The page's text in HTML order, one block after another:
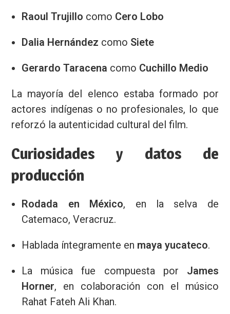
Raoul Trujillo como Cero Lobo
Dalia Hernández como Siete
Gerardo Taracena como Cuchillo Medio
La mayoría del elenco estaba formado por
actores indígenas o no profesionales, lo que
reforzó la autenticidad cultural del film.
Curiosidades y datos de
producción
Rodada en México, en la selva de
Catemaco, Veracruz.
Hablada íntegramente en maya yucateco.
La música fue compuesta por James
Horner, en colaboración con el músico
Rahat Fateh Ali Khan.